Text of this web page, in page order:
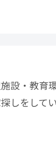
設・教育
しをして